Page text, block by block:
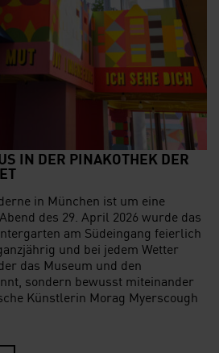
IN DER PINAKOTHEK DER
in München ist um eine
des 29. April 2026 wurde das
am Südeingang feierlich
und bei jedem Wetter
das Museum und den
sondern bewusst miteinander
Künstlerin Morag Myerscough